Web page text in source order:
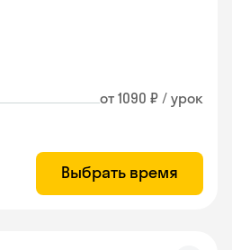
от 1090 ₽ / урок
Выбрать время